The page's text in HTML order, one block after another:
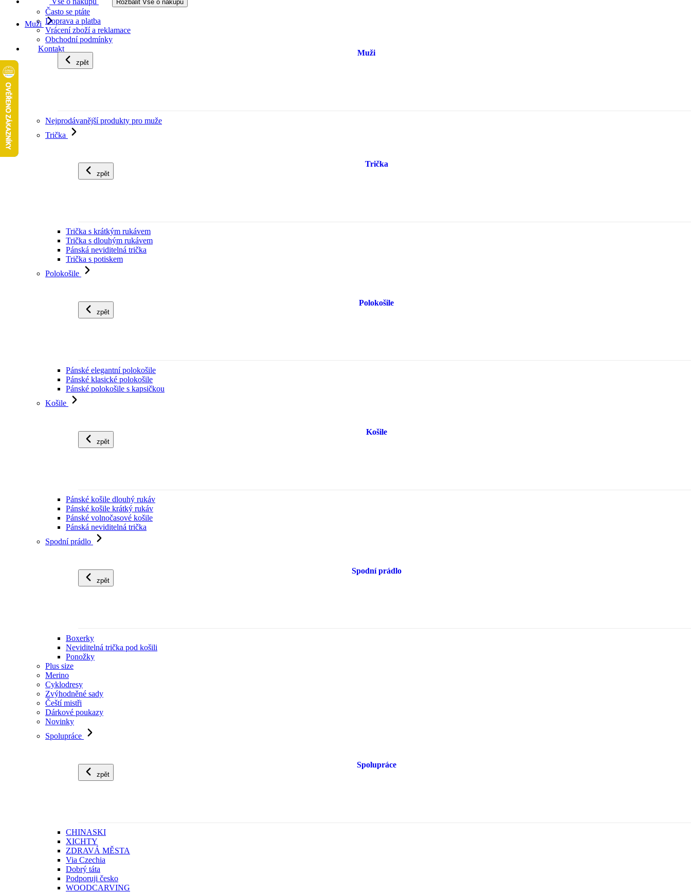
Rozbalit Vše o nákupu
Často se ptáte
Doprava a platba
Vrácení zboží a reklamace
Obchodní podmínky
Kontakt
Muži
zpět
Muži
Nejprodávanější produkty pro muže
Trička
zpět
Trička
Trička s krátkým rukávem
Trička s dlouhým rukávem
Pánská neviditelná trička
Trička s potiskem
Polokošile
zpět
Polokošile
Pánské elegantní polokošile
Pánské klasické polokošile
Pánské polokošile s kapsičkou
Košile
zpět
Košile
Pánské košile dlouhý rukáv
Pánské košile krátký rukáv
Pánské volnočasové košile
Pánská neviditelná trička
Spodní prádlo
zpět
Spodní prádlo
Boxerky
Neviditelná trička pod košili
Ponožky
Plus size
Merino
Cyklodresy
Zvýhodněné sady
Čeští mistři
Dárkové poukazy
Novinky
Spolupráce
zpět
Spolupráce
CHINASKI
XICHTY
ZDRAVÁ MĚSTA
Via Czechia
Dobrý táta
Podporuji česko
WOODCARVING